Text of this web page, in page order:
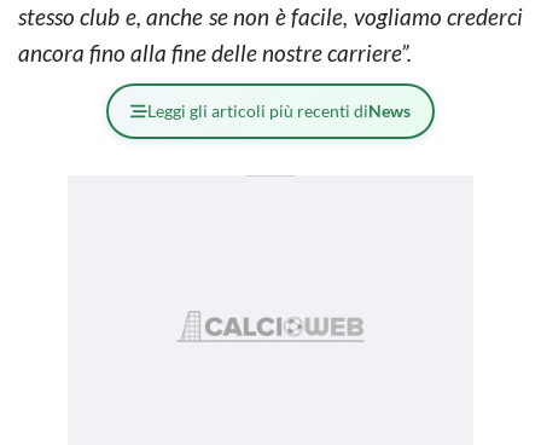
stesso club e, anche se non è facile, vogliamo crederci
ancora fino alla fine delle nostre carriere”.
Leggi gli articoli più recenti diNews